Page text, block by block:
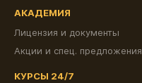
АКАДЕМИЯ
Лицензия и документы
Акции и спец. предложения
КУРСЫ 24/7